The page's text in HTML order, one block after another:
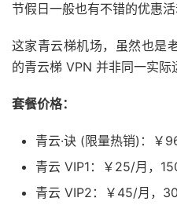
节假日一般也有不错的优惠活
这家青云梯机场，虽然也是
的青云梯 VPN 并非同一实际
套餐价格：
青云·诀 (限量热销)：￥
青云 VIP1：￥25/月，
青云 VIP2：￥45/月，